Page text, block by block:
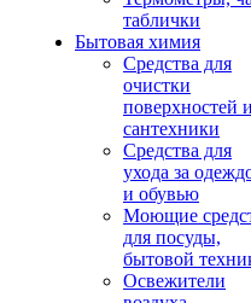
таблички
Бытовая химия
Средства для
очистки
поверхностей
сантехники
Средства для
ухода за
и обувью
Моющие
для посуды,
бытовой
Освежители